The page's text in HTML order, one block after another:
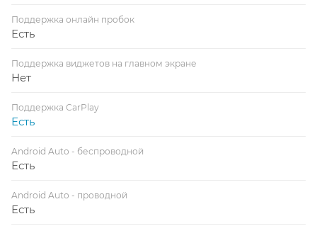
Поддержка онлайн пробок
Есть
Поддержка виджетов на главном экране
Нет
Поддержка CarPlay
Есть
Android Auto - беспроводной
Есть
Android Auto - проводной
Есть